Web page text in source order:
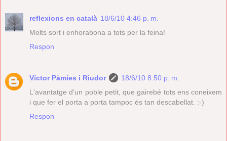
reflexions en català 18/6/10 4:46 p. m.
Molts sort i enhorabona a tots per la feina!
Respon
Víctor Pàmies i Riudor
18/6/10 8:50 p. m.
L'avantatge d'un poble petit, que gairebé tots ens coneixem
i que fer el porta a porta tampoc és tan descabellat. :-)
Respon